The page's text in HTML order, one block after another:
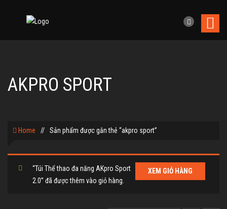
AKPRO SPORT
Home // Sản phẩm được gắn thẻ “akpro sport”
XEM GIỎ HÀNG
“Túi Thể thao đa năng AKpro Sport
2.0” đã được thêm vào giỏ hàng.